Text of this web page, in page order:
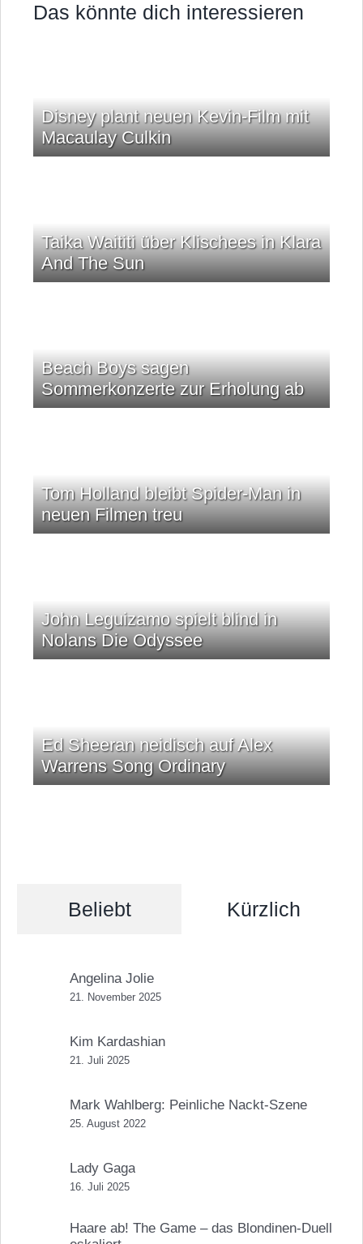
Das könnte dich interessieren
Disney plant neuen Kevin-Film mit
Macaulay Culkin
Taika Waititi über Klischees in Klara
And The Sun
Beach Boys sagen
Sommerkonzerte zur Erholung ab
Tom Holland bleibt Spider-Man in
neuen Filmen treu
John Leguizamo spielt blind in
Nolans Die Odyssee
Ed Sheeran neidisch auf Alex
Warrens Song Ordinary
Beliebt Kürzlich
Angelina Jolie
21. November 2025
Kim Kardashian
21. Juli 2025
Mark Wahlberg: Peinliche Nackt-Szene
25. August 2022
Lady Gaga
16. Juli 2025
Haare ab! The Game – das Blondinen-Duell